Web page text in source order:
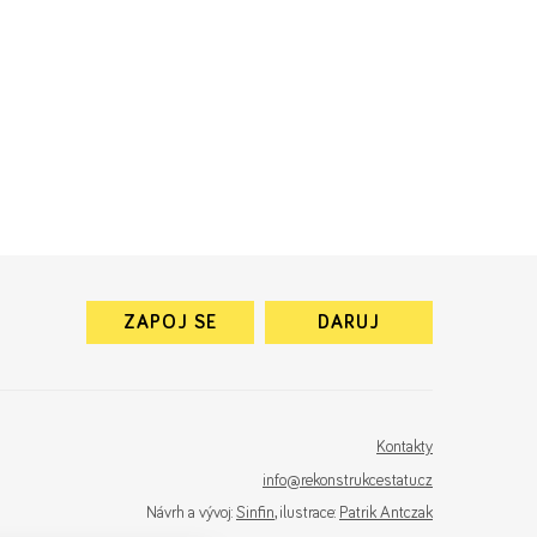
ZAPOJ SE DARUJ
Kontakty
info@rekonstrukcestatu.cz
Návrh a vývoj: Sinfin, ilustrace: Patrik Antczak